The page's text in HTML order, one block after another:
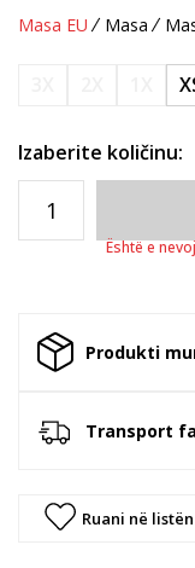
Masa EU Masa
Izaberite količinu:
Është e
Produkti
Transport
Ruani në